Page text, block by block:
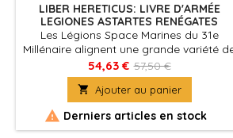
LIBER HERETICUS: LIVRE D'ARMÉE
LEGIONES ASTARTES RENÉGATES
Les Légions Space Marines du 31e
Millénaire alignent une grande variété
combattants génétiquement améliorés
et de machines de guerre
perfectionnées, qui surpassent toutes
les autres forces militaires de la galaxie.
54,63 € 57,50 €
 Ajouter au panier
 Derniers articles en stock